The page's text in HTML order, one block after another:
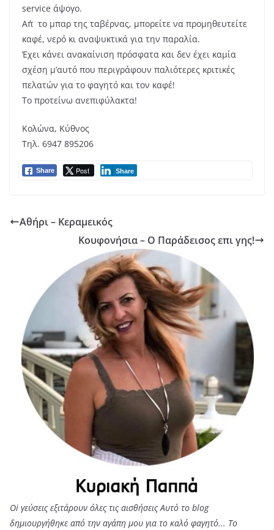
service άψογο.
Απ΄το μπαρ της ταβέρνας, μπορείτε να προμηθευτείτε
καφέ, νερό κι αναψυκτικά για την παραλία.
Έχει κάνει ανακαίνιση πρόσφατα και δεν έχει καμία
σχέση μ’αυτό που περιγράφουν παλιότερες κριτικές
πελατών για το φαγητό και τον καφέ!
Το προτείνω ανεπιφύλακτα!
Κολώνα, Κύθνος
Τηλ. 6947 895206
Share Post Share
Αθήρι – Κεραμεικός
Κουφονήσια – Ο Παράδεισος επι γης!
Oi γεύσεις εξιτάρουν όλες τις αισθήσεις Αυτό το blog
δημιουργήθηκε από την αγάπη μου για το καλό φαγητό... Tο